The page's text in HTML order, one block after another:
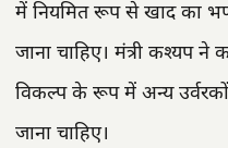
में नियमित रूप से खाद का
जाना चाहिए। मंत्री कश्यप ने
विकल्प के रूप में अन्य
जाना चाहिए।